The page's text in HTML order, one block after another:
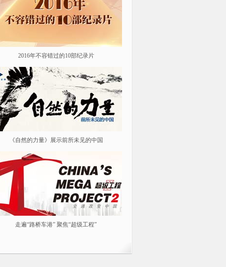
2016年不容错过的10部纪录片
《自然的力量》展示前所未见的中国
走遍“路桥车港” 聚焦“超级工程”